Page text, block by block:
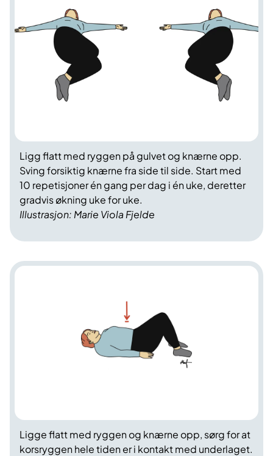
Illustrasjon: Marie Viola Fjelde
Ligg flatt med ryggen på gulvet og knærne opp.
Sving forsiktig knærne fra side til side. Start med
10 repetisjoner én gang per dag i én uke, deretter
gradvis økning uke for uke.
Ligge flatt med ryggen og knærne opp, sørg for at
korsryggen hele tiden er i kontakt med underlaget.